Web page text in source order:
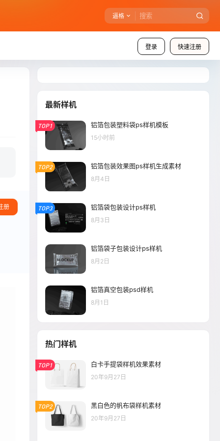
逼格
登录 快速注册
册
最新样机
TOP1 铝箔包装塑料袋ps样机模板
15小时前
TOP2 铝箔包装效果图ps样机生成素材
8月4日
TOP3 铝箔袋包装设计ps样机
8月3日
铝箔袋子包装设计ps样机
8月2日
铝箔真空包装psd样机
8月1日
热门样机
TOP1 白卡手提袋样机效果素材
20年9月27日
TOP2 黑白色的帆布袋样机素材
20年9月27日